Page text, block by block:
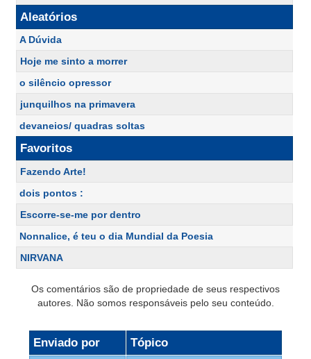
Aleatórios
A Dúvida
Hoje me sinto a morrer
o silêncio opressor
junquilhos na primavera
devaneios/ quadras soltas
Favoritos
Fazendo Arte!
dois pontos :
Escorre-se-me por dentro
Nonnalice, é teu o dia Mundial da Poesia
NIRVANA
Os comentários são de propriedade de seus respectivos
autores. Não somos responsáveis pelo seu conteúdo.
Enviado por Tópico